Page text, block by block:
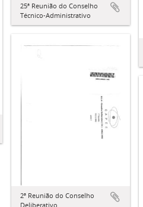
25ª Reunião do Conselho
Técnico-Administrativo
2ª Reunião do Conselho
Deliberativo